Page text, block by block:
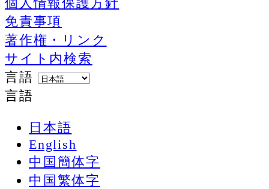
免責事項
著作権・リンク
サイト内検索
言語
言語
日本語
English
中国簡体字
中国繁体字